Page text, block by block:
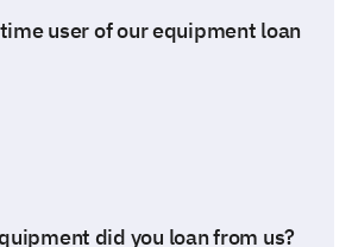
user of our equipment loan
did you loan from us?